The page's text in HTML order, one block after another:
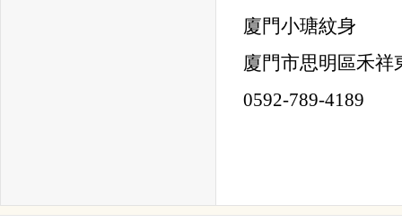
廈門小瑭紋身
廈門市思明區禾
0592-789-4189